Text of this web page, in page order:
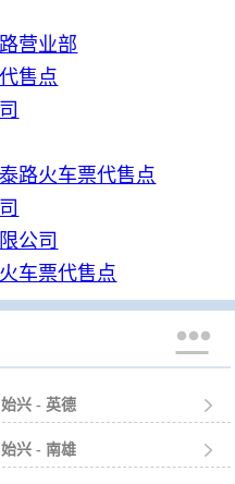
营业部
售点
路火车票代售点
公司
车票代售点

始兴 - 英德 
始兴 - 南雄 